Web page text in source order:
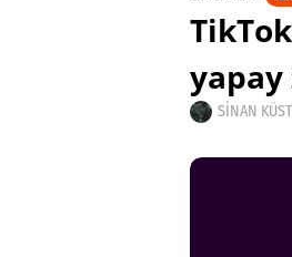
yapay
SINAN